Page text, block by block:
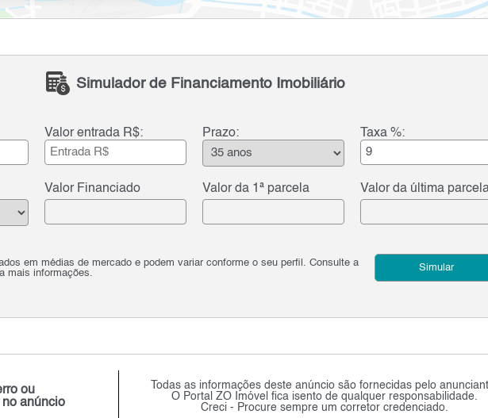
Simulador de Financiamento Imobiliário
Valor entrada R$: Prazo: Taxa %:
Valor Financiado Valor da 1ª parcela Valor da última
em médias de mercado e podem variar conforme o seu perfil. Consulte a
mais informações.
Simular
ou
anúncio
Todas as informações deste anúncio são fornecidas pelo
O Portal ZO Imóvel fica isento de qualquer responsabilidade.
Creci - Procure sempre um corretor credenciado.